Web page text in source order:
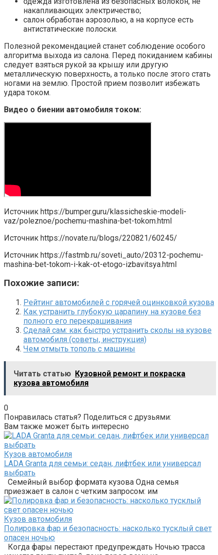
накапливающих электричество;
салон обработан аэрозолью, а на корпусе есть
антистатические полоски.
Полезной рекомендацией станет соблюдение особого
алгоритма выхода из салона. Перед покиданием кабины
следует взяться рукой за крышу или другую
металлическую поверхность, а только после этого стать
ногами на землю. Простой прием позволит избежать
удара током.
Видео о биении автомобиля током:
Источник https://bumper.guru/klassicheskie-modeli-
vaz/poleznoe/pochemu-mashina-bet-tokom.html
Источник https://novate.ru/blogs/220821/60245/
Источник https://fastmb.ru/soveti_auto/20312-pochemu-
mashina-bet-tokom-i-kak-ot-etogo-izbavitsya.html
Похожие записи:
Рейтинг автомобилей с горячей оцинковкой кузова
Как устранить глубокую царапину на кузове без
полного его перекрашивания
Сделай сам: как быстро устранить сколы на кузове
автомобиля (советы, инструкция)
Чем отмыть тополь с машины
Читать статью Кузовной ремонт и покраска
кузова автомобиля
0
Понравилась статья? Поделиться с друзьями:
Вам также может быть интересно
Кузов автомобиля
LADA Granta для семьи: седан, лифтбек или универсал
выбрать
Семейный выбор формата кузова Одна семья
приезжает в салон с четким запросом: им
Кузов автомобиля
Полировка фар и безопасность: насколько тусклый свет
опасен ночью
Когда фары перестают предупреждать Ночью трасса